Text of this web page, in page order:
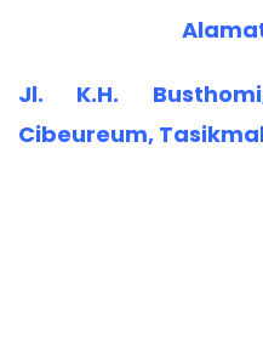
Jl. K.H.
Cibeureum,